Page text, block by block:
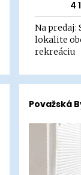
4
Na predaj:
lokalite
rekreáciu
Považská